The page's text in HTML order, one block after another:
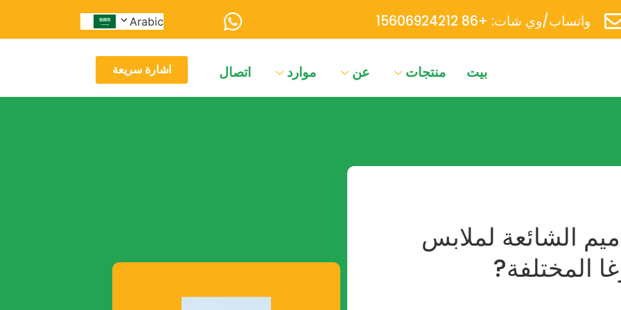
واتساب/وي شات: +86 15606924212 Arabic
بيت منتجات عن موارد اتصال اشارة سريعة
الشائعة لملابس
المختلفة?